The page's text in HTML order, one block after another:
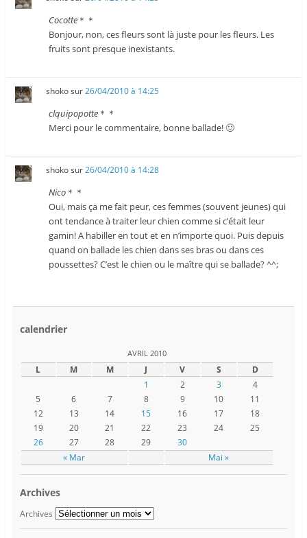
Cocotte ＊＊
Bonjour, non, ces fleurs sont là juste pour les fleurs. Les
fruits sont presque inexistants.
shokosur26/04/2010 à 14:25
clquipopotte ＊＊
Merci pour le commentaire, bonne ballade! 🙂
shokosur26/04/2010 à 14:28
Nico ＊＊
Oui, mais ça me fait peur, ces femmes (souvent jeunes) qui
ont tendance à traiter leur chien comme si c’était leur
gamin! A habiller en tout et en n’importe quoi. Puis depuis
quand on ballade les chien dans ses bras ou dans ces
poussettes? C’est le chien ou le maître qui se ballade? ^^;
calendrier
AVRIL 2010
L M M J V S D
« Mar Mai »
1 2 3
4
5
6 7 8 9 10
11
12
13 14 15 16 17
18
19
20 21 22 23 24
25
26
27 28 29 30
Archives
Archives